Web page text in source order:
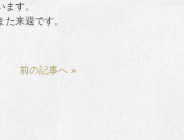
す。
来週です。
前の記事へ »